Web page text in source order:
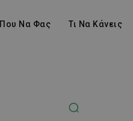
Που Να Φας Τι Να Κάνεις